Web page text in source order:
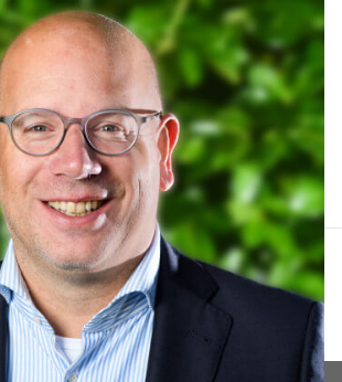
06 551 184 60
arthur@lucvastgoed.nl
Contact opnemen